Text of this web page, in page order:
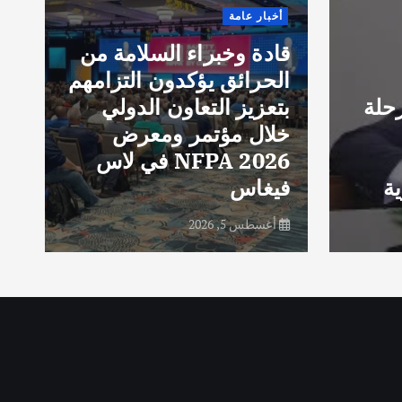
أخبار عامة
قادة وخبراء السلامة من
الحرائق يؤكدون التزامهم
بتعزيز التعاون الدولي
خلال مؤتمر ومعرض
NFPA 2026 في لاس
فيغاس
أغسطس 5, 2026